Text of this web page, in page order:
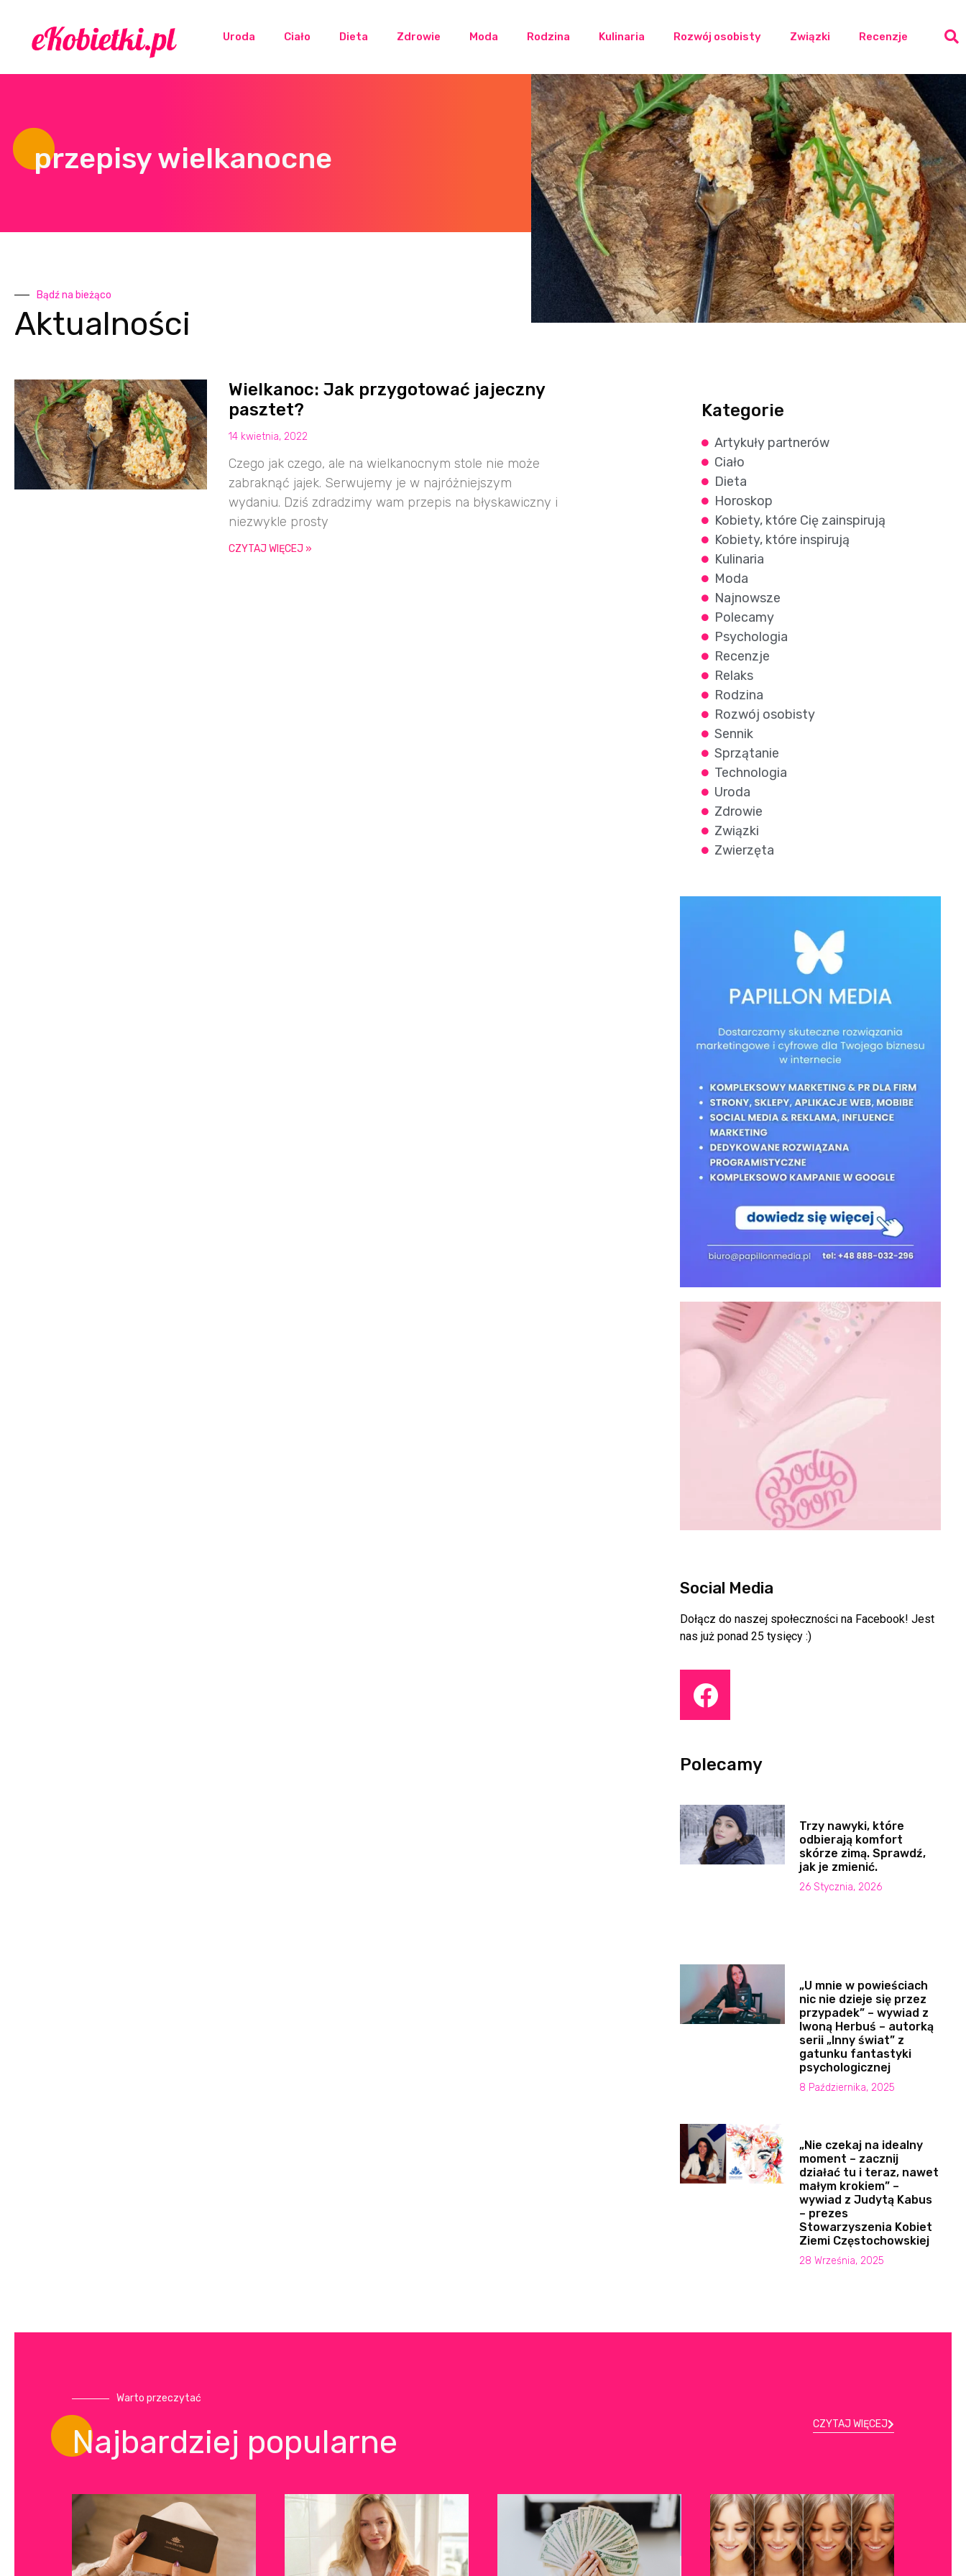
Uroda Ciało Dieta Zdrowie Moda Rodzina Kulinaria Rozwój osobisty Związki Recenzje
przepisy wielkanocne
Bądź na bieżąco
Aktualności
Wielkanoc: Jak przygotować jajeczny
pasztet?
14 kwietnia, 2022
Czego jak czego, ale na wielkanocnym stole nie może
zabraknąć jajek. Serwujemy je w najróżniejszym
wydaniu. Dziś zdradzimy wam przepis na błyskawiczny i
niezwykle prosty
CZYTAJ WIĘCEJ »
Kategorie
Artykuły partnerów
Ciało
Dieta
Horoskop
Kobiety, które Cię zainspirują
Kobiety, które inspirują
Kulinaria
Moda
Najnowsze
Polecamy
Psychologia
Recenzje
Relaks
Rodzina
Rozwój osobisty
Sennik
Sprzątanie
Technologia
Uroda
Zdrowie
Związki
Zwierzęta
Social Media
Dołącz do naszej społeczności na Facebook! Jest
nas już ponad 25 tysięcy :)
Polecamy
Trzy nawyki, które
odbierają komfort
skórze zimą. Sprawdź,
jak je zmienić.
26 Stycznia, 2026
„U mnie w powieściach
nic nie dzieje się przez
przypadek” – wywiad z
Iwoną Herbuś – autorką
serii „Inny świat” z
gatunku fantastyki
psychologicznej
8 Października, 2025
„Nie czekaj na idealny
moment – zacznij
działać tu i teraz, nawet
małym krokiem” –
wywiad z Judytą Kabus
– prezes
Stowarzyszenia Kobiet
Ziemi Częstochowskiej
28 Września, 2025
Warto przeczytać
Najbardziej popularne CZYTAJ WIĘCEJ